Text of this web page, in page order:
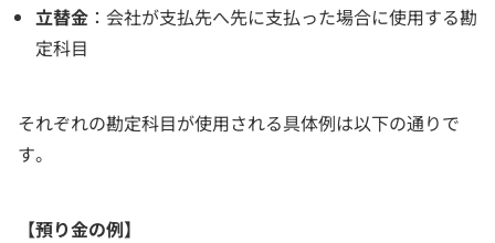
立替金 ：会社が支払先へ先に支払った場合に使用する勘
定科目
それぞれの勘定科目が使用される具体例は以下の通りで
す。
【預り金の例】